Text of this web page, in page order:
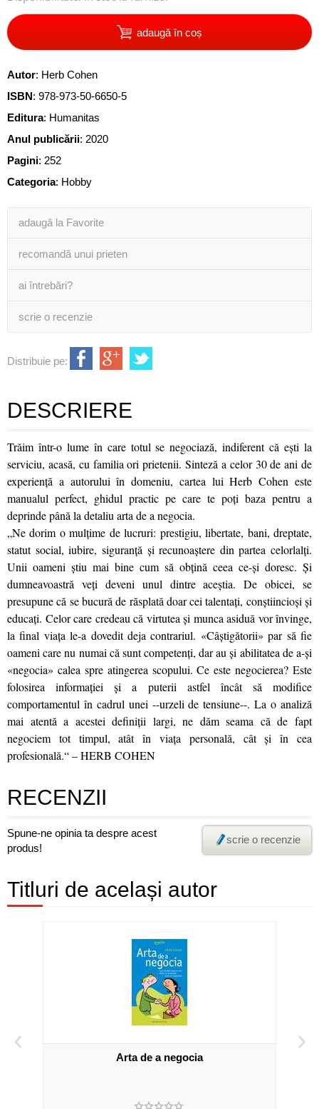
adaugă în coș
Autor: Herb Cohen
ISBN: 978-973-50-6650-5
Editura: Humanitas
Anul publicării: 2020
Pagini: 252
Categoria: Hobby
adaugă la Favorite
recomandă unui prieten
ai întrebări?
scrie o recenzie
Distribuie pe:
DESCRIERE
Trăim într-o lume în care totul se negociază, indiferent că ești la
serviciu, acasă, cu familia ori prietenii. Sinteză a celor 30 de ani de
experiență a autorului în domeniu, cartea lui Herb Cohen este
manualul perfect, ghidul practic pe care te poți baza pentru a
deprinde până la detaliu arta de a negocia.
„Ne dorim o mulțime de lucruri: prestigiu, libertate, bani, dreptate,
statut social, iubire, siguranță și recunoaștere din partea celorlalți.
Unii oameni știu mai bine cum să obțină ceea ce-și doresc. Și
dumneavoastră veți deveni unul dintre aceștia. De obicei, se
presupune că se bucură de răsplată doar cei talentați, conștiincioși și
educați. Celor care credeau că virtutea și munca asiduă vor învinge,
la final viața le-a dovedit deja contrariul. «Câștigătorii» par să fie
oameni care nu numai că sunt competenți, dar au și abilitatea de a-și
«negocia» calea spre atingerea scopului. Ce este negocierea? Este
folosirea informației și a puterii astfel încât să modifice
comportamentul în cadrul unei --urzeli de tensiune--. La o analiză
mai atentă a acestei definiții largi, ne dăm seama că de fapt
negociem tot timpul, atât în viața personală, cât și în cea
profesională.“ – HERB COHEN
RECENZII
Spune-ne opinia ta despre acest
produs!
scrie o recenzie
Titluri de același autor
‹
Arta de a negocia
›